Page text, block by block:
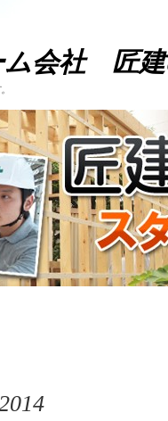
ム会社 匠